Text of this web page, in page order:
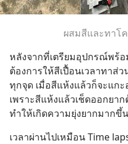
ผสมสีและทาโค
หลังจากที่เตรียมอุปกรณ์พร้
ต้องการให้สีเปื้อนเวลาทาส่
ทุกจุด เมื่อสีแห้งแล้วก็จะแก
เพราะสีแห้งแล้วเช็ดออกยา
ทำให้เกิดความยุ่งยากมากขึ้น
เวลาผ่านไปเหมือน Time